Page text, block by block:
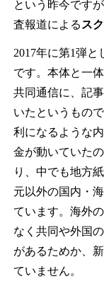
という昨今です
査報道による ス
2017年に第1弾と
です。本体と一
共同通信に、記
いたというもの
利になるような
金が動いていた
り、中でも地方
元以外の国内・
ています。海外
なく共同や外国
があるためか、
ていません。